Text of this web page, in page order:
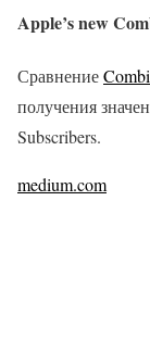
Apple’s new
Сравнение
получения
Subscribers.
medium.com